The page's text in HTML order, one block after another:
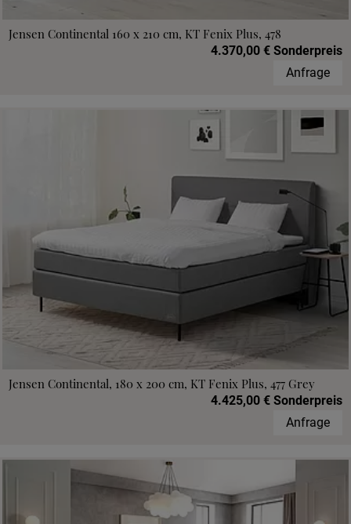
Jensen Continental 160 x 210 cm, KT Fenix Plus, 478
4.370,00 € Sonderpreis
Anfrage
Jensen Continental, 180 x 200 cm, KT Fenix Plus, 477 Grey
4.425,00 € Sonderpreis
Anfrage